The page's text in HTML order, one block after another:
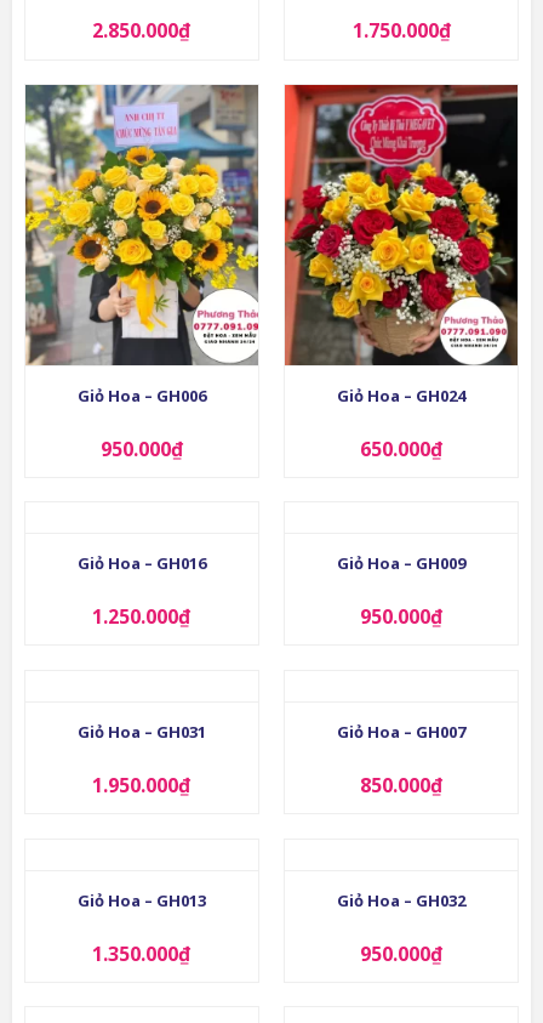
2.850.000₫ 1.750.000₫
Giỏ Hoa – GH006
950.000₫
Giỏ Hoa – GH024
650.000₫
Giỏ Hoa – GH016
1.250.000₫
Giỏ Hoa – GH009
950.000₫
Giỏ Hoa – GH031
1.950.000₫
Giỏ Hoa – GH007
850.000₫
Giỏ Hoa – GH013
1.350.000₫
Giỏ Hoa – GH032
950.000₫